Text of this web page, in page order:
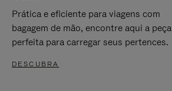
Prática e eficiente para viagens com
bagagem de mão, encontre aqui a peça
perfeita para carregar seus pertences.
DESCUBRA